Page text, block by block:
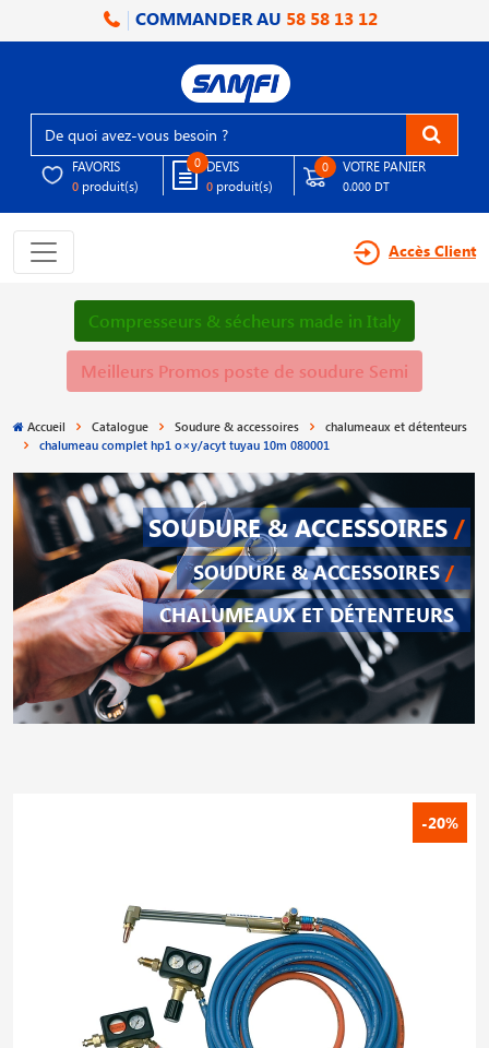
COMMANDER AU 58 58 13 12
FAVORIS
0 produit(s)
0 DEVIS
0 produit(s)
0 VOTRE PANIER
0.000 DT
Accès Client
Compresseurs & sécheurs made in Italy
Meilleurs Promos poste de soudure Semi
Accueil Catalogue Soudure & accessoires
chalumeaux et détenteurs
chalumeau complet hp1 o×y/acyt tuyau 10m 080001
SOUDURE & ACCESSOIRES /
SOUDURE & ACCESSOIRES /
CHALUMEAUX ET DÉTENTEURS
-20%